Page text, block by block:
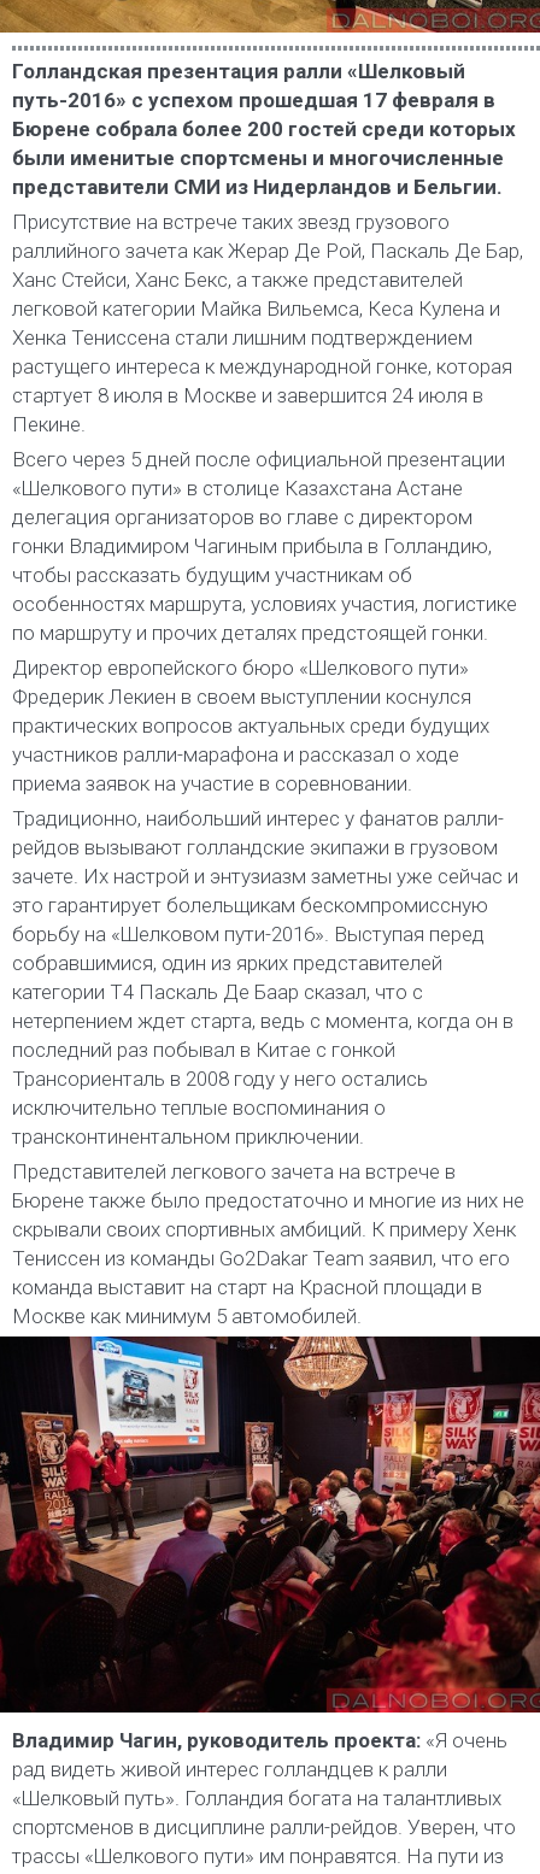
Голландская презентация ралли «Шелковый
путь-2016» с успехом прошедшая 17 февраля в
Бюрене собрала более 200 гостей среди которых
были именитые спортсмены и многочисленные
представители СМИ из Нидерландов и Бельгии.
Присутствие на встрече таких звезд грузового
раллийного зачета как Жерар Де Рой, Паскаль Де Бар,
Ханс Стейси, Ханс Бекс, а также представителей
легковой категории Майка Вильемса, Кеса Кулена и
Хенка Тениссена стали лишним подтверждением
растущего интереса к международной гонке, которая
стартует 8 июля в Москве и завершится 24 июля в
Пекине.
Всего через 5 дней после официальной презентации
«Шелкового пути» в столице Казахстана Астане
делегация организаторов во главе с директором
гонки Владимиром Чагиным прибыла в Голландию,
чтобы рассказать будущим участникам об
особенностях маршрута, условиях участия, логистике
по маршруту и прочих деталях предстоящей гонки.
Директор европейского бюро «Шелкового пути»
Фредерик Лекиен в своем выступлении коснулся
практических вопросов актуальных среди будущих
участников ралли-марафона и рассказал о ходе
приема заявок на участие в соревновании.
Традиционно, наибольший интерес у фанатов ралли-
рейдов вызывают голландские экипажи в грузовом
зачете. Их настрой и энтузиазм заметны уже сейчас и
это гарантирует болельщикам бескомпромиссную
борьбу на «Шелковом пути-2016». Выступая перед
собравшимися, один из ярких представителей
категории Т4 Паскаль Де Баар сказал, что с
нетерпением ждет старта, ведь с момента, когда он в
последний раз побывал в Китае с гонкой
Трансориенталь в 2008 году у него остались
исключительно теплые воспоминания о
трансконтинентальном приключении.
Представителей легкового зачета на встрече в
Бюрене также было предостаточно и многие из них не
скрывали своих спортивных амбиций. К примеру Хенк
Тениссен из команды Go2Dakar Team заявил, что его
команда выставит на старт на Красной площади в
Москве как минимум 5 автомобилей.
Владимир Чагин, руководитель проекта: «Я очень
рад видеть живой интерес голландцев к ралли
«Шелковый путь». Голландия богата на талантливых
спортсменов в дисциплине ралли-рейдов. Уверен, что
трассы «Шелкового пути» им понравятся. На пути из